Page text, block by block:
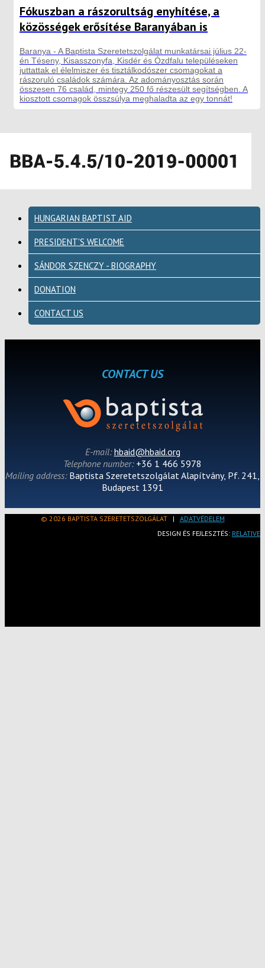
Fókuszban a rászorultság enyhítése, a
közösségek erősítése Baranyában is
Baranya - A Baptista Szeretetszolgálat munkatársai július 22-
én Téseny, Kisasszonyfa, Kisdér és Ózdfalu településeken
juttattak el élelmiszer és tisztálkodószer csomagokat a
rászoruló családok számára. Az adományosztás során
összesen 76 család, mintegy 250 fő részesült segítségben. A
kiosztott csomagok összsúlya meghaladta az egy tonnát!
HUNGARIAN BAPTIST AID
PRESIDENT'S WELCOME
SÁNDOR SZENCZY - BIOGRAPHY
DONATION
CONTACT US
CONTACT US
E-mail:hbaid@hbaid.org
Telephone number: +36 1 466 5978
Mailing address: Baptista Szeretetszolgálat Alapítvány, Pf. 241,
Budapest 1391
© 2026 BAPTISTA SZERETETSZOLGÁLAT| ADATVÉDELEM
DESIGN ÉS FEJLESZTÉS: RELATIVE